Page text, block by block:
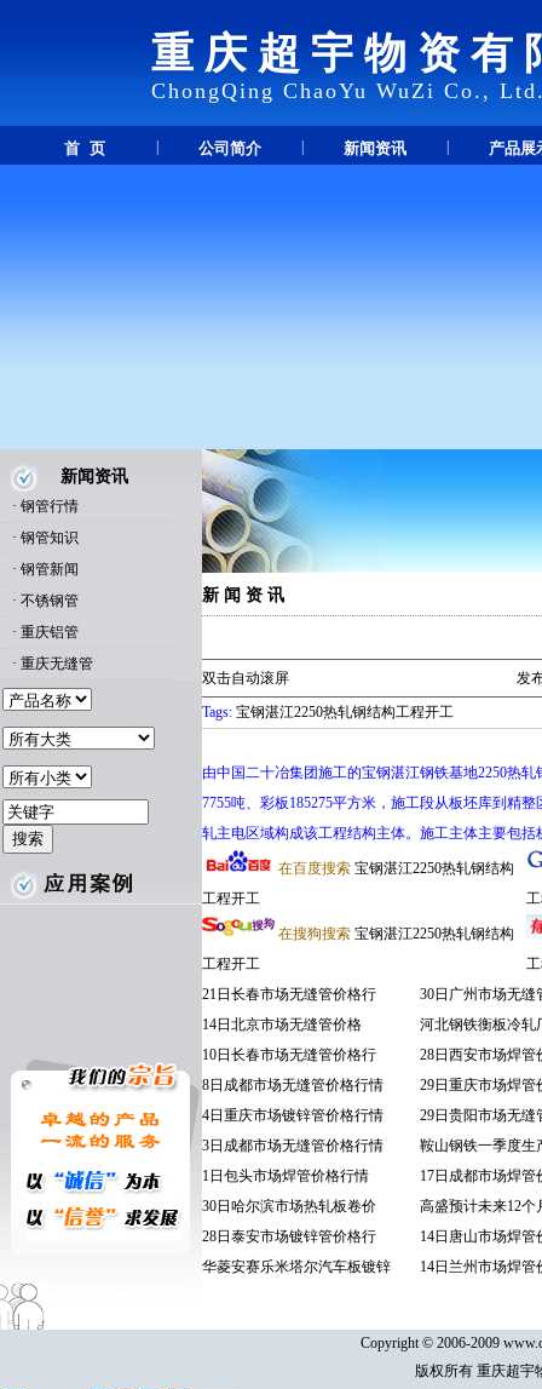
重庆超宇物资有
ChongQing ChaoYu WuZi Co.,
首 页 公司简介 新闻资讯 产品展
新闻资讯
· 钢管行情
· 钢管知识
· 钢管新闻
· 不锈钢管
· 重庆铝管
· 重庆无缝管
新 闻 资 讯
双击自动滚屏
发
Tags: 宝钢湛江2250热轧钢结构工程开工
由中国二十冶集团施工的宝钢湛江钢铁基地2250
7755吨、彩板185275平方米，施工段从板坯库到精
轧主电区域构成该工程结构主体。施工主体主要包
在百度搜索 宝钢湛江2250热轧钢结构
工程开工
在搜狗搜索 宝钢湛江2250热轧钢结构
工程开工
21日长春市场无缝管价格行
14日北京市场无缝管价格
10日长春市场无缝管价格行
8日成都市场无缝管价格行情
4日重庆市场镀锌管价格行情
3日成都市场无缝管价格行情
1日包头市场焊管价格行情
30日哈尔滨市场热轧板卷价
28日泰安市场镀锌管价格行
华菱安赛乐米塔尔汽车板镀锌
30日广州市场无缝
河北钢铁衡板冷轧
28日西安市场焊管
29日重庆市场焊管
29日贵阳市场无缝
鞍山钢铁一季度生
17日成都市场焊管
高盛预计未来12个
14日唐山市场焊管
14日兰州市场焊管
Copyright © 2006-2009
版权所有 重庆超宇